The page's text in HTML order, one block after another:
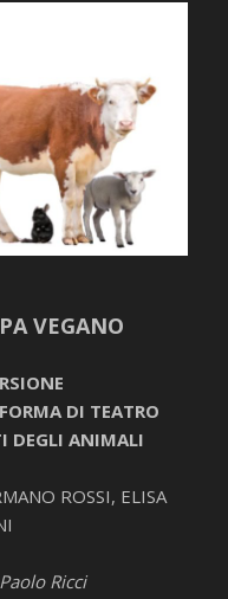
VEGANO
DI TEATRO
DEGLI ANIMALI
ROSSI, ELISA
Ricci